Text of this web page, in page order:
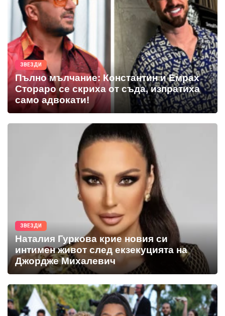
ЗВЕЗДИ
Пълно мълчание: Константин и Емрах
Стораро се скриха от съда, изпратиха
само адвокати!
ЗВЕЗДИ
Наталия Гуркова крие новия си
интимен живот след екзекуцията на
Джордже Михалевич